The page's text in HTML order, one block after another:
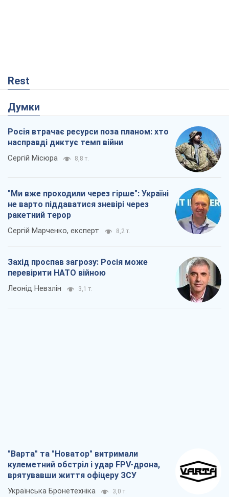
Rest
Думки
Росія втрачає ресурси поза планом: хто
насправді диктує темп війни
Сергій Місюра 8,8 т.
"Ми вже проходили через гірше": Україні
не варто піддаватися зневірі через
ракетний терор
Сергій Марченко, експерт 8,2 т.
Захід проспав загрозу: Росія може
перевірити НАТО війною
Леонід Невзлін 3,1 т.
"Варта" та "Новатор" витримали
кулеметний обстріл і удар FPV-дрона,
врятувавши життя офіцеру ЗСУ
Українська Бронетехніка 3,0 т.